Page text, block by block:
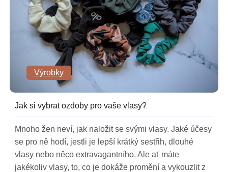
Výrobky
Jak si vybrat ozdoby pro vaše vlasy?
Mnoho žen neví, jak naložit se svými vlasy. Jaké účesy
se pro ně hodí, jestli je lepší krátký sestřih, dlouhé
vlasy nebo něco extravagantního. Ale ať máte
jakékoliv vlasy, to, co je dokáže promění a vykouzlit z